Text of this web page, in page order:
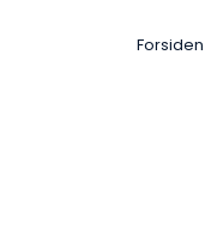
Forsiden